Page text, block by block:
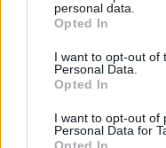
personal data.
Opted In
I want to opt-out of
Personal Data.
Opted In
I want to opt-out of
Personal Data for
devono armarsi
mentalmente
che guardi al
aziende dovrebbero
possibile di
giorno d'oggi,
imperativo, ma